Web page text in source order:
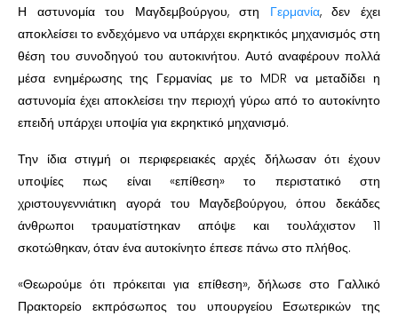
Η αστυνομία του Μαγδεμβούργου, στη Γερμανία, δεν έχει
αποκλείσει το ενδεχόμενο να υπάρχει εκρηκτικός μηχανισμός στη
θέση του συνοδηγού του αυτοκινήτου. Αυτό αναφέρουν πολλά
μέσα ενημέρωσης της Γερμανίας με το MDR να μεταδίδει η
αστυνομία έχει αποκλείσει την περιοχή γύρω από το αυτοκίνητο
επειδή υπάρχει υποψία για εκρηκτικό μηχανισμό.
Την ίδια στιγμή οι περιφερειακές αρχές δήλωσαν ότι έχουν
υποψίες πως είναι «επίθεση» το περιστατικό στη
χριστουγεννιάτικη αγορά του Μαγδεβούργου, όπου δεκάδες
άνθρωποι τραυματίστηκαν απόψε και τουλάχιστον 11
σκοτώθηκαν, όταν ένα αυτοκίνητο έπεσε πάνω στο πλήθος.
«Θεωρούμε ότι πρόκειται για επίθεση», δήλωσε στο Γαλλικό
Πρακτορείο εκπρόσωπος του υπουργείου Εσωτερικών της